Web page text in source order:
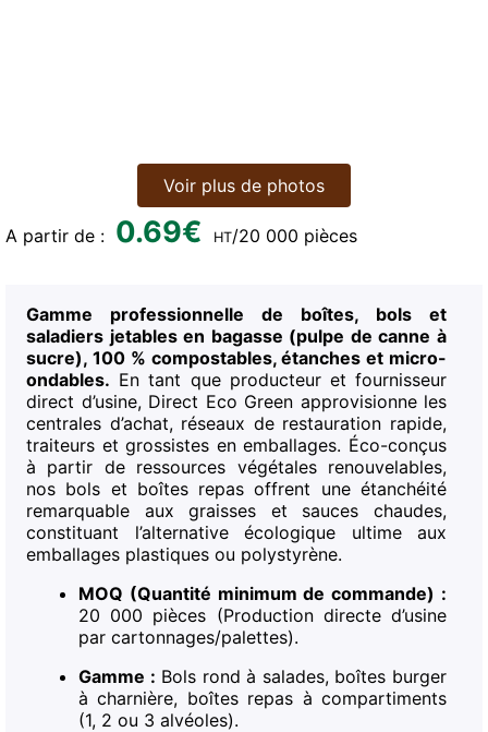
Voir plus de photos
A partir de : 0.69€ HT/20 000 pièces
Gamme professionnelle de boîtes, bols et
saladiers jetables en bagasse (pulpe de canne à
sucre), 100 % compostables, étanches et micro-
ondables. En tant que producteur et fournisseur
direct d’usine, Direct Eco Green approvisionne les
centrales d’achat, réseaux de restauration rapide,
traiteurs et grossistes en emballages. Éco-conçus
à partir de ressources végétales renouvelables,
nos bols et boîtes repas offrent une étanchéité
remarquable aux graisses et sauces chaudes,
constituant l’alternative écologique ultime aux
emballages plastiques ou polystyrène.
MOQ (Quantité minimum de commande) :
20 000 pièces (Production directe d’usine
par cartonnages/palettes).
Gamme : Bols rond à salades, boîtes burger
à charnière, boîtes repas à compartiments
(1, 2 ou 3 alvéoles).